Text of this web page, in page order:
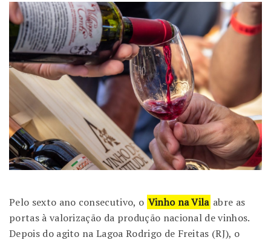
Pelo sexto ano consecutivo, o Vinho na Vila abre as
portas à valorização da produção nacional de vinhos.
Depois do agito na Lagoa Rodrigo de Freitas (RJ), o